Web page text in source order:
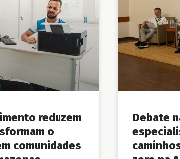
reduzem
o
comunidades
Debate